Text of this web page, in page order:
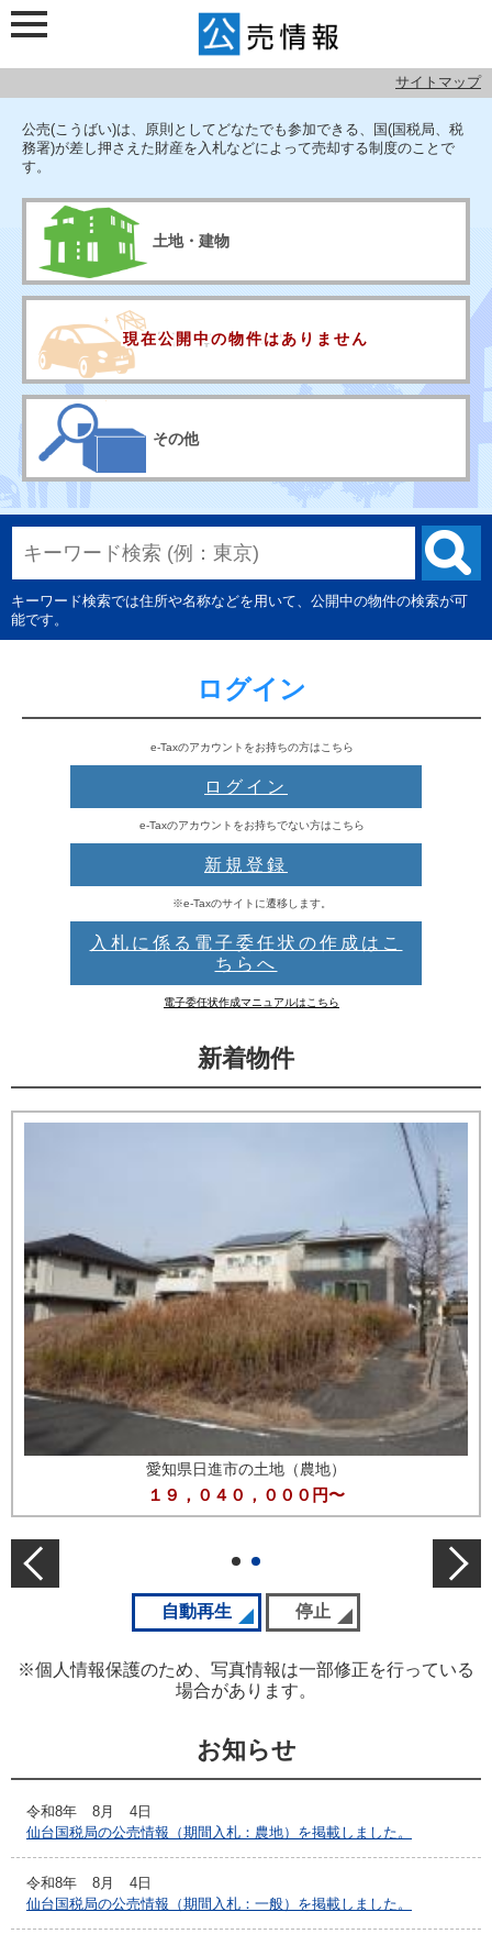
サイトマップ
公売情報
公売(こうばい)は、原則としてどなたでも参加できる、国(国税局、税
務署)が差し押さえた財産を入札などによって売却する制度のことで
す。
土地・建物
宝石・車・絵画など
現在公開中の物件はありません
その他
キーワード検索では住所や名称などを用いて、公開中の物件の検索が可
能です。
ログイン
e-Taxのアカウントをお持ちの方はこちら
ログイン
e-Taxのアカウントをお持ちでない方はこちら
新規登録
※e-Taxのサイトに遷移します。
入札に係る電子委任状の作成はこ
ちらへ
電子委任状作成マニュアルはこちら
新着物件
愛知県日進市の土地（農地）
１９，０４０，０００円〜
前の公売情報 次
スライドの自動再生を開始
自動再生 スライドの自動再生を停
停止
※個人情報保護のため、写真情報は一部修正を行っている
場合があります。
お知らせ
令和8年 8月
4日
仙台国税局の公売情報（期間入札：農地）を掲載しました。
令和8年 8月
4日
仙台国税局の公売情報（期間入札：一般）を掲載しました。